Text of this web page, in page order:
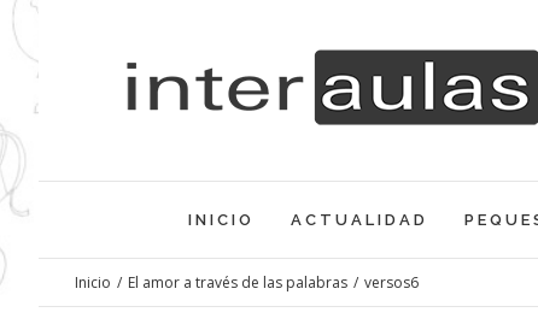
Saltar
INICIO ACTUALIDAD
Inicio / El amor a través de las palabras / versos6